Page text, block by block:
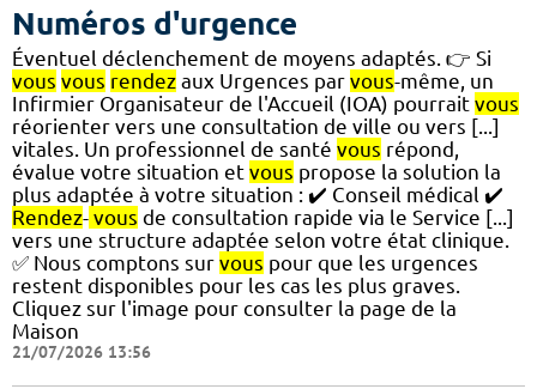
Numéros d'urgence
Éventuel déclenchement de moyens adaptés. 👉 Si
vous vous rendez aux Urgences par vous-même, un
Infirmier Organisateur de l'Accueil (IOA) pourrait vous
réorienter vers une consultation de ville ou vers [...]
vitales. Un professionnel de santé vous répond,
évalue votre situation et vous propose la solution la
plus adaptée à votre situation : ✔️ Conseil médical ✔️
Rendez- vous de consultation rapide via le Service [...]
vers une structure adaptée selon votre état clinique.
✅ Nous comptons sur vous pour que les urgences
restent disponibles pour les cas les plus graves.
Cliquez sur l'image pour consulter la page de la
Maison
21/07/2026 13:56